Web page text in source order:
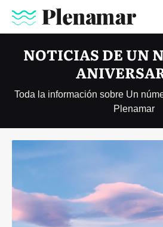
NOTICIAS DE UN
Toda la información sobre Un
Plenamar